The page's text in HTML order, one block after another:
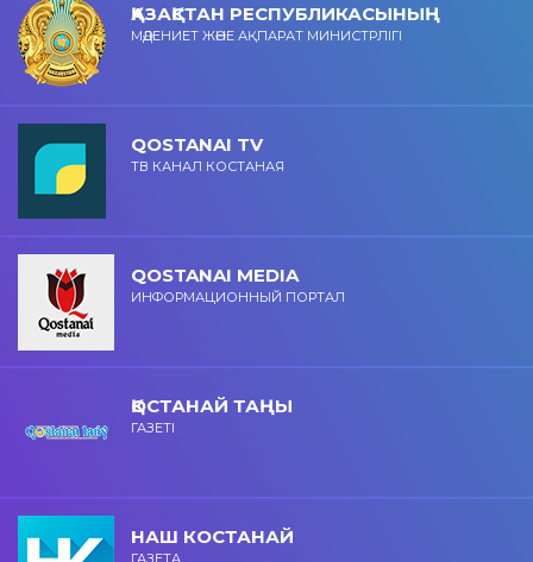
ҚАЗАҚСТАН РЕСПУБЛИКАСЫНЫҢ
МӘДЕНИЕТ ЖӘНЕ АҚПАРАТ МИНИСТРЛІГІ
QOSTANAI TV
ТВ КАНАЛ КОСТАНАЯ
QOSTANAI MEDIA
ИНФОРМАЦИОННЫЙ ПОРТАЛ
ҚОСТАНАЙ ТАҢЫ
ГАЗЕТІ
НАШ КОСТАНАЙ
ГАЗЕТА